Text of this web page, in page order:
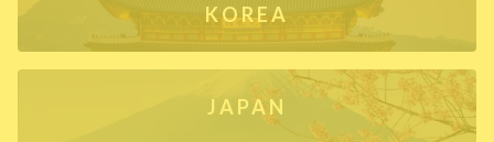
KOREA
JAPAN